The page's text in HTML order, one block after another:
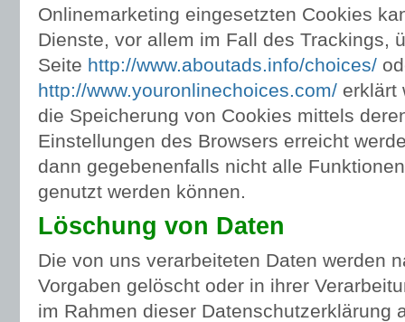
Onlinemarketing eingesetzten Cookies
Dienste, vor allem im Fall des Trackings,
Seite http://www.aboutads.info/choices/
http://www.youronlinechoices.com/ erklärt
die Speicherung von Cookies mittels
Einstellungen des Browsers erreicht
dann gegebenenfalls nicht alle
genutzt werden können.
Löschung von Daten
Die von uns verarbeiteten Daten werden
Vorgaben gelöscht oder in ihrer
im Rahmen dieser Datenschutzerklärung